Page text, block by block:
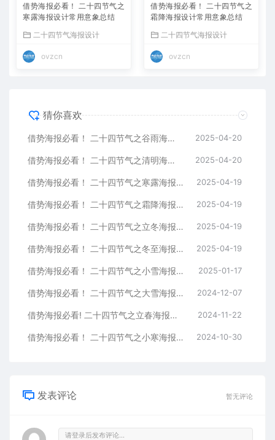
借势海报必看！ 二十四节气之
寒露海报设计常用意象总结
二十四节气海报设计
ovzcn
借势海报必看！ 二十四节气之
霜降海报设计常用意象总结
二十四节气海报设计
ovzcn
猜你喜欢
借势海报必看！ 二十四节气之谷雨海报设计常用意象总结 2025-04-20
借势海报必看！ 二十四节气之清明海报设计常用意象总结 2025-04-20
借势海报必看！ 二十四节气之寒露海报设计常用意象总结 2025-04-19
借势海报必看！ 二十四节气之霜降海报设计常用意象总结 2025-04-19
借势海报必看！ 二十四节气之立冬海报设计常用意象总结 2025-04-19
借势海报必看！ 二十四节气之冬至海报设计常用意象总结 2025-04-19
借势海报必看！ 二十四节气之小雪海报设计常用意象总结 2025-01-17
借势海报必看！ 二十四节气之大雪海报设计常用意象总结 2024-12-07
借势海报必看! 二十四节气之立春海报设计常用意象总结 2024-11-22
借势海报必看！ 二十四节气之小寒海报设计常用意象总结 2024-10-30
发表评论 暂无评论